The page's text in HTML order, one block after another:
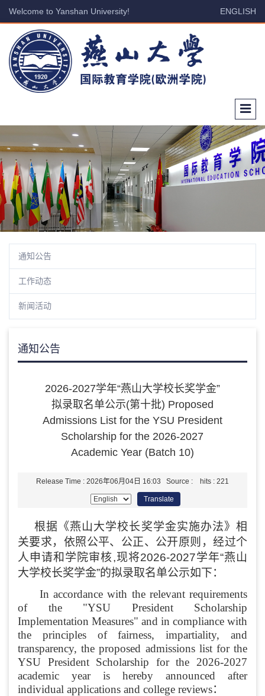
Welcome to Yanshan University! ENGLISH
通知公告
工作动态
新闻活动
通知公告
2026-2027学年“燕山大学校长奖学金”
拟录取名单公示(第十批) Proposed
Admissions List for the YSU President
Scholarship for the 2026-2027
Academic Year (Batch 10)
Release Time : 2026年06月04日 16:03 Source : hits : 221
Translate
根据《燕山大学校长奖学金实施办法》相
关要求，依照公平、公正、公开原则，经过个
人申请和学院审核,现将2026-2027学年“燕山
大学校长奖学金”的拟录取名单公示如下：
In accordance with the relevant requirements
of the "YSU President Scholarship
Implementation Measures" and in compliance with
the principles of fairness, impartiality, and
transparency, the proposed admissions list for the
YSU President Scholarship for the 2026-2027
academic year is hereby announced after
individual applications and college reviews：